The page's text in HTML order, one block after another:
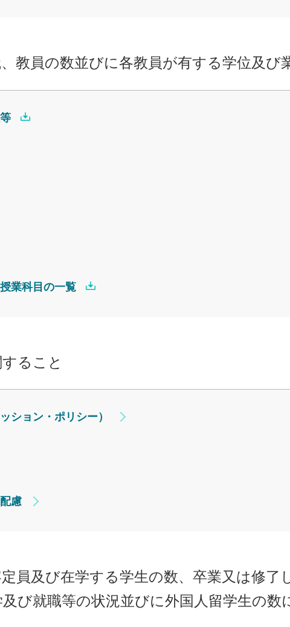
教員の数並びに各教員が有する学位及び
業科目の一覧
ること
ション・ポリシー）
慮
員及び在学する学生の数、卒業又は修了
び就職等の状況並びに外国人留学生の数